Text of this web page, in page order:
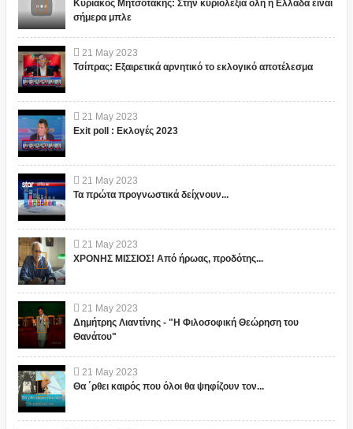
Κυριάκος Μητσοτάκης: Στην κυριολεξία όλη η Ελλαδα είναι
σήμερα μπλε
21 May 2023
Τσίπρας: Εξαιρετικά αρνητικό το εκλογικό αποτέλεσμα
21 May 2023
Exit poll : Εκλογές 2023
21 May 2023
Τα πρώτα προγνωστικά δείχνουν...
21 May 2023
ΧΡΟΝΗΣ ΜΙΣΣΙΟΣ! Από ήρωας, προδότης...
21 May 2023
Δημήτρης Λιαντίνης - "Η Φιλοσοφική Θεώρηση του
Θανάτου"
21 May 2023
Θα ΄ρθει καιρός που όλοι θα ψηφίζουν τον...